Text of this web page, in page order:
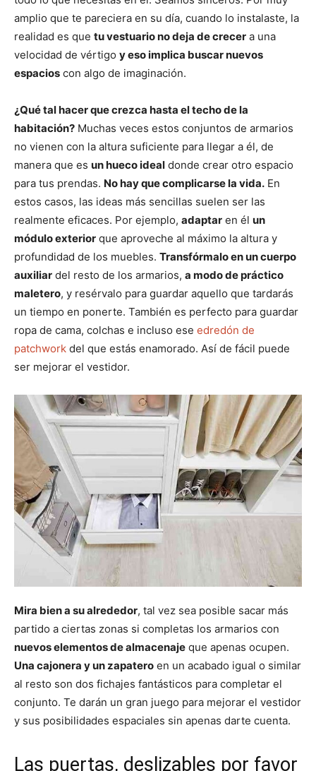
amplio que te pareciera en su día, cuando lo instalaste, la
realidad es que tu vestuario no deja de crecer a una
velocidad de vértigo y eso implica buscar nuevos
espacios con algo de imaginación.
¿Qué tal hacer que crezca hasta el techo de la
habitación? Muchas veces estos conjuntos de armarios
no vienen con la altura suficiente para llegar a él, de
manera que es un hueco ideal donde crear otro espacio
para tus prendas. No hay que complicarse la vida. En
estos casos, las ideas más sencillas suelen ser las
realmente eficaces. Por ejemplo, adaptar en él un
módulo exterior que aproveche al máximo la altura y
profundidad de los muebles. Transfórmalo en un cuerpo
auxiliar del resto de los armarios, a modo de práctico
maletero, y resérvalo para guardar aquello que tardarás
un tiempo en ponerte. También es perfecto para guardar
ropa de cama, colchas e incluso ese edredón de
patchwork del que estás enamorado. Así de fácil puede
ser mejorar el vestidor.
Mira bien a su alrededor, tal vez sea posible sacar más
partido a ciertas zonas si completas los armarios con
nuevos elementos de almacenaje que apenas ocupen.
Una cajonera y un zapatero en un acabado igual o similar
al resto son dos fichajes fantásticos para completar el
conjunto. Te darán un gran juego para mejorar el vestidor
y sus posibilidades espaciales sin apenas darte cuenta.
Las puertas, deslizables por favor